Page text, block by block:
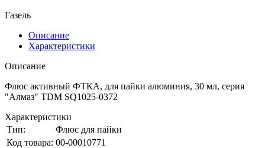
Газель
Описание
Характеристики
Описание
Флюс активный ФТКА, для пайки алюминия, 30 мл, серия
"Алмаз" TDM SQ1025-0372
Характеристики
Тип:
Флюс для пайки
Код товара: 00-00010771